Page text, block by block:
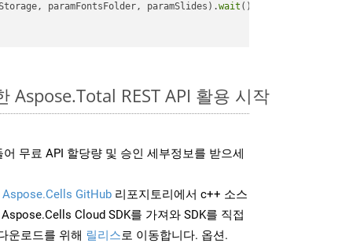
paramFontsFolder, paramSlides).wait ();
Aspose.Total REST API 활용 시작
무료 API 할당량 및 승인 세부정보를 받으세
Aspose.Cells GitHub 리포지토리에서 c++ 소스
Cloud SDK를 가져와 SDK를 직접
운로드를 위해 릴리스로 이동합니다. 옵션.